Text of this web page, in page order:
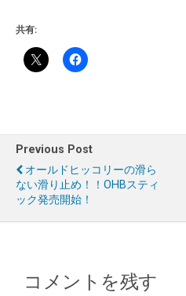
共有:
Previous Post
オールドヒッコリーの滑ら
ない滑り止め！！OHBスティ
ック発売開始！
コメントを残す